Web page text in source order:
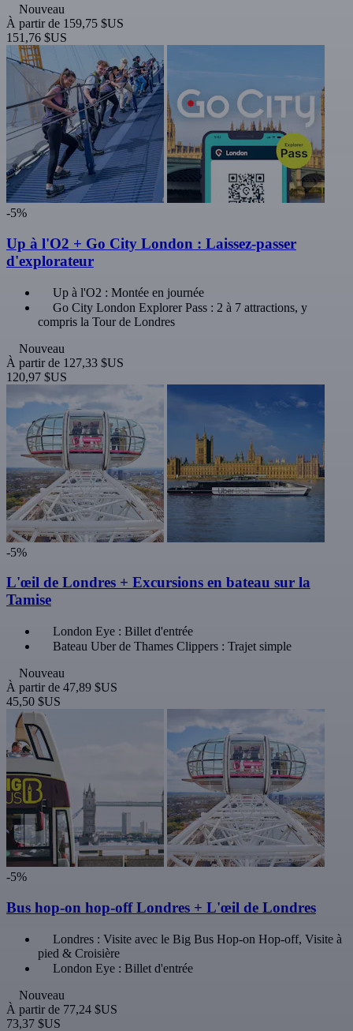
Nouveau
À partir de 159,75 $US
151,76 $US
-5%
Up à l'O2 + Go City London : Laissez-passer
d'explorateur
Up à l'O2 : Montée en journée
Go City London Explorer Pass : 2 à 7 attractions, y
compris la Tour de Londres
Nouveau
À partir de 127,33 $US
120,97 $US
-5%
L'œil de Londres + Excursions en bateau sur la
Tamise
London Eye : Billet d'entrée
Bateau Uber de Thames Clippers : Trajet simple
Nouveau
À partir de 47,89 $US
45,50 $US
-5%
Bus hop-on hop-off Londres + L'œil de Londres
Londres : Visite avec le Big Bus Hop-on Hop-off, Visite à
pied & Croisière
London Eye : Billet d'entrée
Nouveau
À partir de 77,24 $US
73,37 $US